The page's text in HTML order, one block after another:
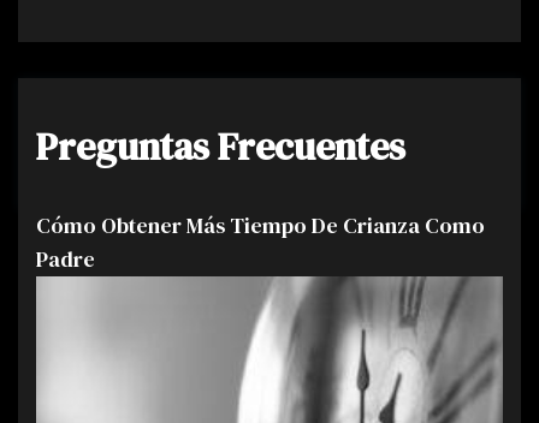
Preguntas Frecuentes
Cómo Obtener Más Tiempo De Crianza Como
Padre